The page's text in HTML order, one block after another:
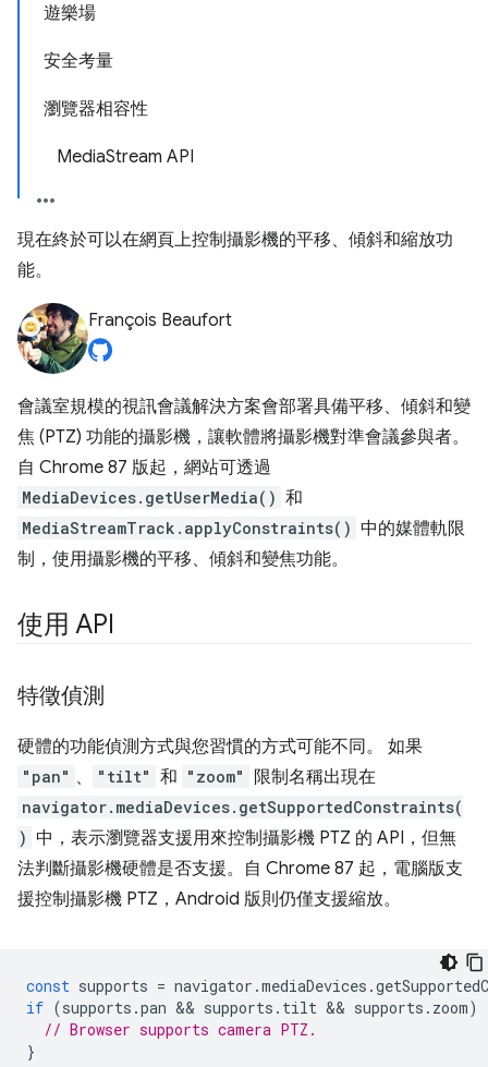
遊樂場
安全考量
瀏覽器相容性
MediaStream API
現在終於可以在網頁上控制攝影機的平移、傾斜和縮放功
能。
François Beaufort
會議室規模的視訊會議解決方案會部署具備平移、傾斜和變
焦 (PTZ) 功能的攝影機，讓軟體將攝影機對準會議參與者。
自 Chrome 87 版起，網站可透過
MediaDevices.getUserMedia() 和
MediaStreamTrack.applyConstraints() 中的媒體軌限
制，使用攝影機的平移、傾斜和變焦功能。
使用 API
特徵偵測
硬體的功能偵測方式與您習慣的方式可能不同。 如果
"pan" 、 "tilt" 和 "zoom" 限制名稱出現在
navigator.mediaDevices.getSupportedConstraints(
) 中，表示瀏覽器支援用來控制攝影機 PTZ 的 API，但無
法判斷攝影機硬體是否支援。自 Chrome 87 起，電腦版支
援控制攝影機 PTZ，Android 版則仍僅支援縮放。
const supports = navigator .mediaDevices .
if (supports .pan && supports . tilt && supports . zoom)
// Browser supports camera PTZ.
}